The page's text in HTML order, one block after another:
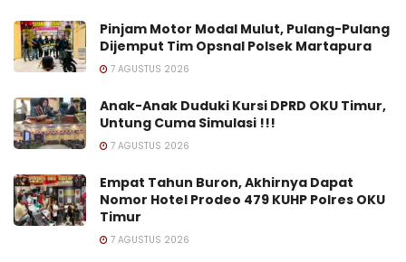
Pinjam Motor Modal Mulut, Pulang-Pulang
Dijemput Tim Opsnal Polsek Martapura
7 AGUSTUS 2026
Anak-Anak Duduki Kursi DPRD OKU Timur,
Untung Cuma Simulasi !!!
7 AGUSTUS 2026
Empat Tahun Buron, Akhirnya Dapat
Nomor Hotel Prodeo 479 KUHP Polres OKU
Timur
7 AGUSTUS 2026